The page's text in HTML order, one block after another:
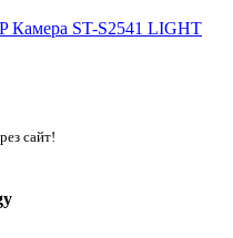
сайт!